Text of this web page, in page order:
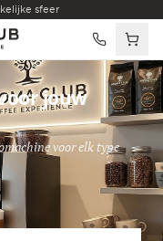
sfeer
jouw
voor elk type